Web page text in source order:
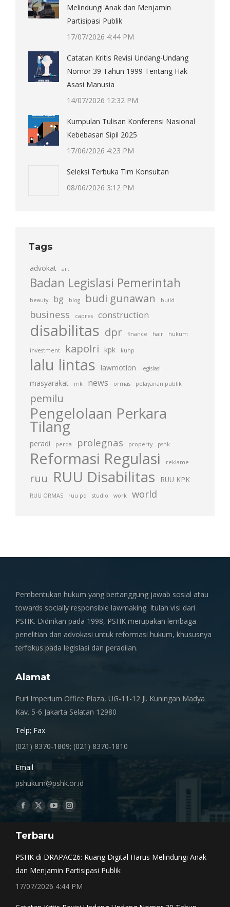
Melindungi Anak dan Menjamin
Partisipasi Publik
17/07/2026 4:44 PM
Catatan Kritis Revisi Undang-Undang
Nomor 39 Tahun 1999 Tentang Hak
Asasi Manusia
14/07/2026 12:32 PM
Kumpulan Tulisan Konferensi Nasional
Kebebasan Sipil 2025
17/06/2026 4:23 PM
Seleksi Terbuka Tim Konsultan
08/06/2026 3:12 PM
Tags
advokat art
Badan Legislasi Pemerintah
beauty bg blog budi gunawan build
business capres construction
disabilitas dpr finance hair hukum
investment kapolri kpk kuhp
lalu lintas lawmotion legislasi
masyarakat mk news ormas pelayanan publik
pemilu
Pengelolaan Perkara
Tilang
peradi perda prolegnas property pshk
Reformasi Regulasi reklame
ruu RUU Disabilitas RUU KPK
RUU ORMAS ruu pd studio work world
Pembentukan hukum yang bertanggung jawab sosial atau
towards socially responsible lawmaking. Itulah visi dari
PSHK. Didirikan pada 1998, PSHK merupakan lembaga
penelitian dan advokasi untuk reformasi hukum, khususnya
terfokus pada legislasi dan peradilan.
Alamat
Puri Imperium Office Plaza, UG-11-12 Jl. Kuningan Madya
Kav. 5-6 Jakarta Selatan 12980
Telp; Fax
(021) 8370-1809; (021) 8370-1810
Email
pshukum@pshk.or.id
Find us on:
Facebook
opens
window
X
opens
window
YouTube
opens
Instagram
window
Terbaru
PSHK di DRAPAC26: Ruang Digital Harus Melindungi Anak
dan Menjamin Partisipasi Publik
17/07/2026 4:44 PM